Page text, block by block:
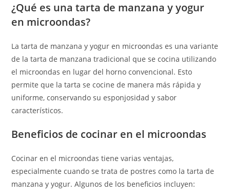
¿Qué es una tarta de manzana y yogur
en microondas?
La tarta de manzana y yogur en microondas es una variante
de la tarta de manzana tradicional que se cocina utilizando
el microondas en lugar del horno convencional. Esto
permite que la tarta se cocine de manera más rápida y
uniforme, conservando su esponjosidad y sabor
característicos.
Beneficios de cocinar en el microondas
Cocinar en el microondas tiene varias ventajas,
especialmente cuando se trata de postres como la tarta de
manzana y yogur. Algunos de los beneficios incluyen: